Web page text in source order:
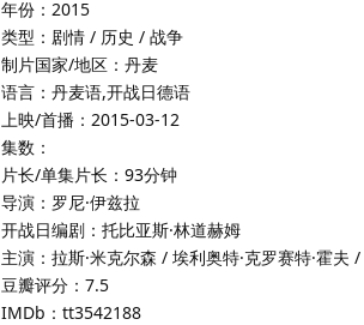
年份：2015
类型：剧情 / 历史 / 战争
制片国家/地区：丹麦
语言：丹麦语,开战日德语
上映/首播：2015-03-12
集数：
片长/单集片长：93分钟
导演：罗尼·伊兹拉
开战日编剧：托比亚斯·林道赫姆
主演：拉斯·米克尔森 / 埃利奥特·克罗赛特·霍夫
豆瓣评分：7.5
IMDb：tt3542188